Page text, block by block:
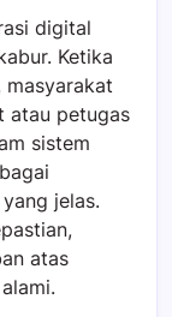
digital
Ketika
masyarakat
atau petugas
sistem
jelas.
atas